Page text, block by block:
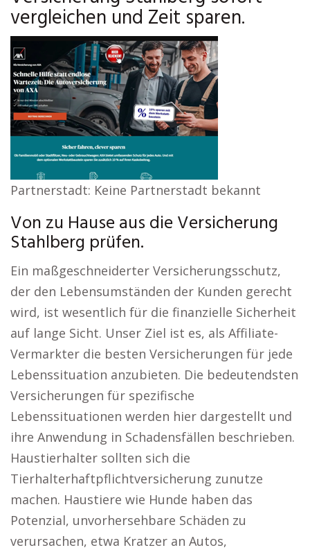
vergleichen und Zeit sparen.
Partnerstadt: Keine Partnerstadt bekannt
Von zu Hause aus die Versicherung
Stahlberg prüfen.
Ein maßgeschneiderter Versicherungsschutz,
der den Lebensumständen der Kunden gerecht
wird, ist wesentlich für die finanzielle Sicherheit
auf lange Sicht. Unser Ziel ist es, als Affiliate-
Vermarkter die besten Versicherungen für jede
Lebenssituation anzubieten. Die bedeutendsten
Versicherungen für spezifische
Lebenssituationen werden hier dargestellt und
ihre Anwendung in Schadensfällen beschrieben.
Haustierhalter sollten sich die
Tierhalterhaftpflichtversicherung zunutze
machen. Haustiere wie Hunde haben das
Potenzial, unvorhersehbare Schäden zu
verursachen, etwa Kratzer an Autos,